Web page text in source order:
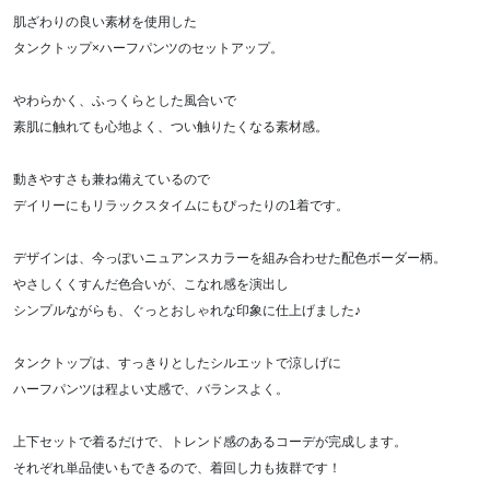
肌ざわりの良い素材を使用した
タンクトップ×ハーフパンツのセットアップ。
やわらかく、ふっくらとした風合いで
素肌に触れても心地よく、つい触りたくなる素材感。
動きやすさも兼ね備えているので
デイリーにもリラックスタイムにもぴったりの1着です。
デザインは、今っぽいニュアンスカラーを組み合わせた配色ボーダー柄。
やさしくくすんだ色合いが、こなれ感を演出し
シンプルながらも、ぐっとおしゃれな印象に仕上げました♪
タンクトップは、すっきりとしたシルエットで涼しげに
ハーフパンツは程よい丈感で、バランスよく。
上下セットで着るだけで、トレンド感のあるコーデが完成します。
それぞれ単品使いもできるので、着回し力も抜群です！